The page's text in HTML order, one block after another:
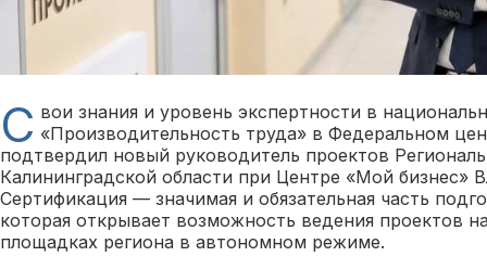
С вои знания и уровень экспертности в
«Производительность труда» в Федеральном
подтвердил новый руководитель проектов
Калининградской области при Центре «Мой бизнес»
Сертификация — значимая и обязательная часть
которая открывает возможность ведения проектов
площадках региона в автономном режиме.